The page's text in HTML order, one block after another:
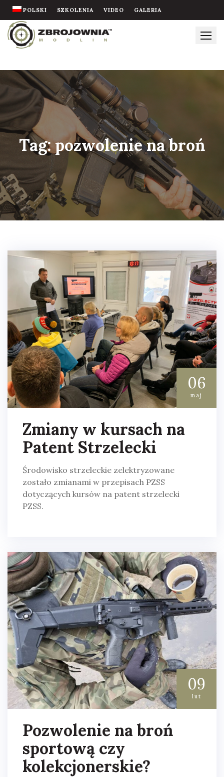
Skip
to
content
POLSKI SZKOLENIA VIDEO GALERIA
Tag:pozwolenie na broń
06
maj
Zmiany w kursach na
Patent Strzelecki
Środowisko strzeleckie zelektryzowane
zostało zmianami w przepisach PZSS
dotyczących kursów na patent strzelecki
PZSS.
09
lut
Pozwolenie na broń
sportową czy
kolekcjonerskie?